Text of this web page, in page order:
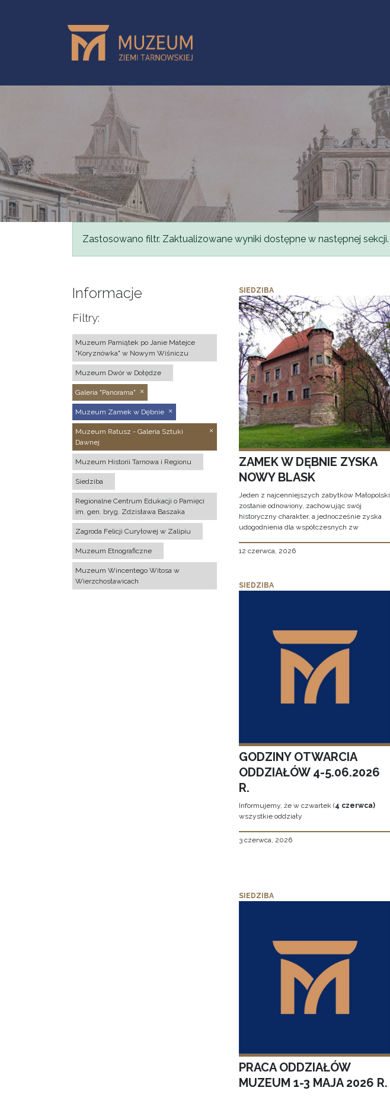
Komunikat
Zastosowano filtr. Zaktualizowane wyniki dostępne w następnej sekcji.
Informacje
Filtry:
Muzeum Pamiątek po Janie Matejce
"Koryznówka" w Nowym Wiśniczu
Muzeum Dwór w Dołędze
Galeria "Panorama"
Muzeum Zamek w Dębnie
Muzeum Ratusz - Galeria Sztuki
Dawnej
Muzeum Historii Tarnowa i Regionu
Siedziba
Regionalne Centrum Edukacji o Pamięci
im. gen. bryg. Zdzisława Baszaka
Zagroda Felicji Curyłowej w Zalipiu
Muzeum Etnograficzne
Muzeum Wincentego Witosa w
Wierzchosławicach
SIEDZIBA
ZAMEK W DĘBNIE ZYSKA
NOWY BLASK
Jeden z najcenniejszych zabytków Małopolski
zostanie odnowiony, zachowując swój
historyczny charakter, a jednocześnie zyska
udogodnienia dla współczesnych zw
12 czerwca, 2026
SIEDZIBA
GODZINY OTWARCIA
ODDZIAŁÓW 4-5.06.2026
R.
Informujemy, że w czwartek (4 czerwca)
wszystkie oddziały
3 czerwca, 2026
SIEDZIBA
PRACA ODDZIAŁÓW
MUZEUM 1-3 MAJA 2026 R.